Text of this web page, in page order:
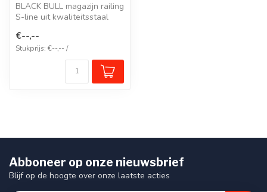
BLACK BULL magazijn railing
S-line uit kwaliteitsstaal
€--,--
Stukprijs: €--,-- /
Abboneer op onze nieuwsbrief
Blijf op de hoogte over onze laatste acties